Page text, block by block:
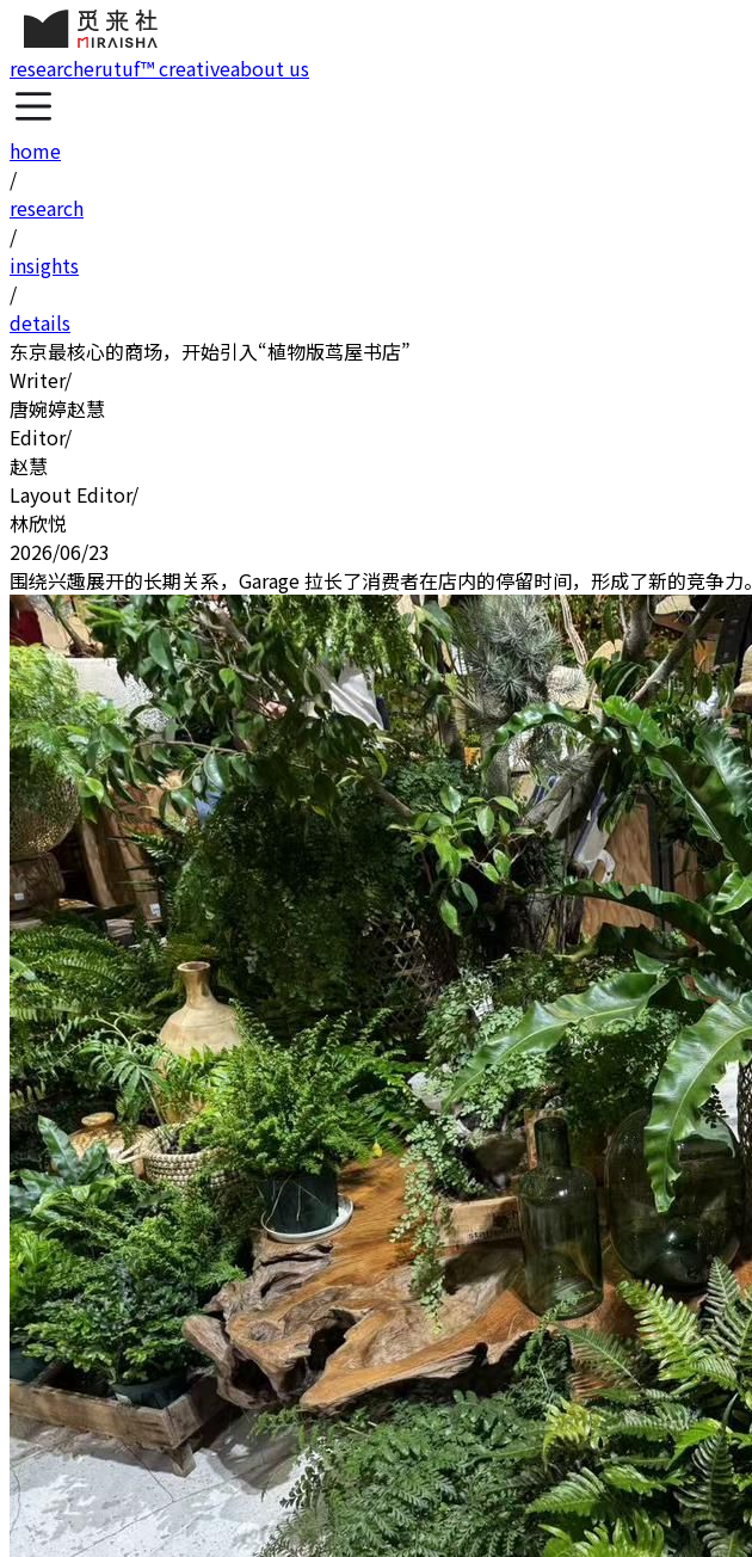
researcherutuf™ creativeabout us
home
/
research
/
insights
/
details
东京最核心的商场，开始引入“植物版茑屋书店”
Writer/
唐婉婷赵慧
Editor/
赵慧
Layout Editor/
林欣悦
2026/06/23
围绕兴趣展开的长期关系，Garage 拉长了消费者在店内的停留时间，形成了新的竞争力。